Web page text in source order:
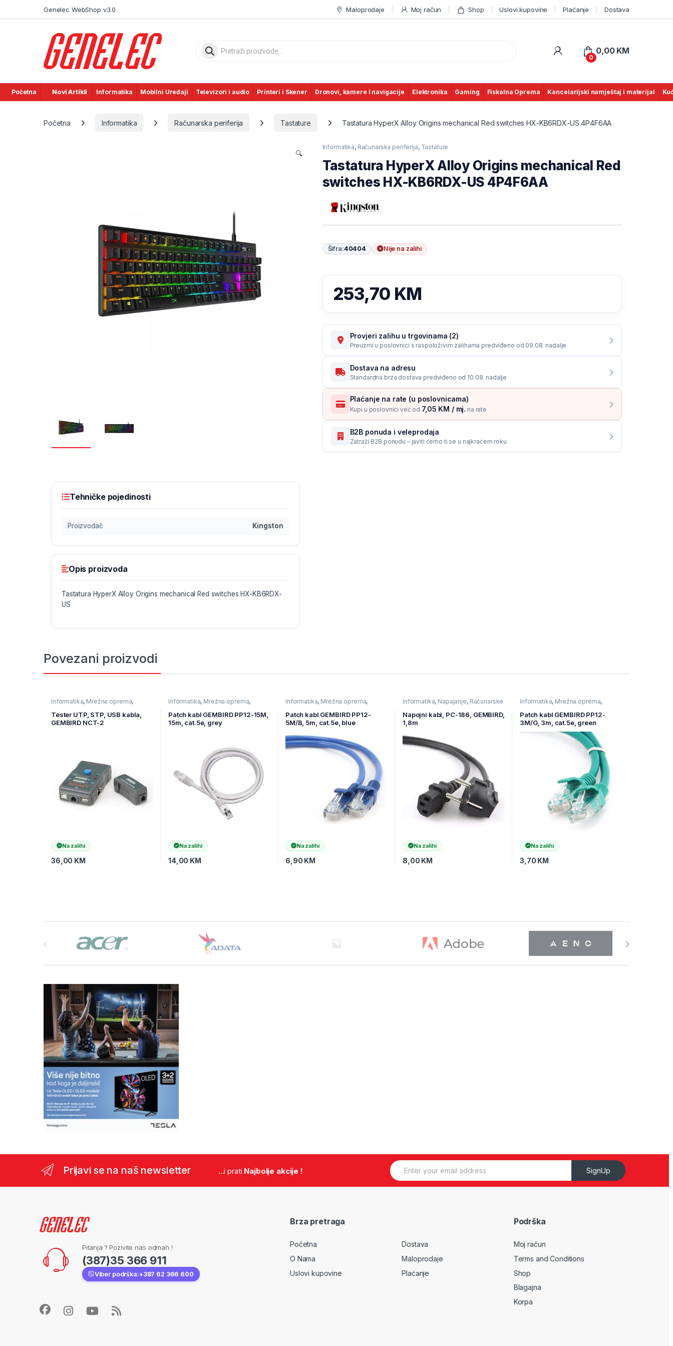
Genelec WebShop v3.0 Maloprodaje Moj račun Shop Uslovi kupovine Plaćanje Dostava
Products search
0
0,00 KM
Početna Novi Artikli Informatika Mobilni Uređaji Televizori i audio Printeri i Skener Dronovi, kamere I navigacije Elektronika Gaming Fiskalna Oprema Kancelarijski namještaj i materijal
Početna Informatika Računarska periferija Tastature Tastatura HyperX Alloy Origins mechanical Red switches HX-KB6RDX-US 4P4F6AA
🔍
Informatika, Računarska periferija, Tastature
Tastatura HyperX Alloy Origins mechanical Red
switches HX-KB6RDX-US 4P4F6AA
Šifra:40404 Nije na zalihi
253,70 KM
Provjeri zalihu u trgovinama (2)
Preuzmi u poslovnici s raspoloživim zalihama predviđeno od 09.08. nadalje
Dostava na adresu
Standardna brza dostava predviđeno od 10.08. nadalje
Plaćanje na rate (u poslovnicama)
Kupi u poslovnici već od 7,05 KM / mj. na rate
B2B ponuda i veleprodaja
Zatraži B2B ponudu – javiti ćemo ti se u najkraćem roku
Tehničke pojedinosti
Proizvođač Kingston
Opis proizvoda
Tastatura HyperX Alloy Origins mechanical Red switches HX-KB6RDX-
US
Povezani proizvodi
Informatika, Mrežna oprema,
Tester UTP, STP, USB kabla,
GEMBIRD NCT-2
Na zalihi
36,00 KM
Informatika, Mrežna oprema,
Ostala mrežna oprema
Patch kabl GEMBIRD PP12-15M,
15m, cat.5e, grey
Na zalihi
14,00 KM
Informatika, Mrežna oprema,
Ostala mrežna oprema
Patch kabl GEMBIRD PP12-
5M/B, 5m, cat.5e, blue
Na zalihi
6,90 KM
Informatika, Napajanje, Računarske
Napojni kabl, PC-186, GEMBIRD,
1,8m
Na zalihi
8,00 KM
Informatika, Mrežna oprema,
Ostala mrežna oprema
Patch kabl GEMBIRD PP12-
3M/G, 3m, cat.5e, green
Na zalihi
3,70 KM
Prijavi se na naš newsletter ...i prati Najbolje akcije !
E
m
SignUp
Pitanja ? Pozivite nas odmah !
(387)35 366 911
Viber podrška:+387 62 366 600
Brza pretraga
Početna
O Nama
Uslovi kupovine
Dostava
Maloprodaje
Plaćanje
Podrška
Moj račun
Terms and Conditions
Shop
Blagajna
Korpa